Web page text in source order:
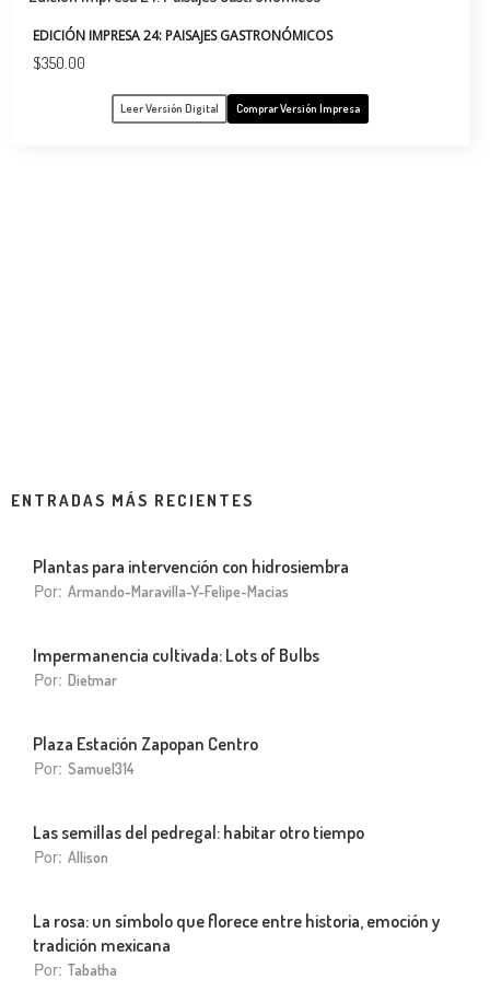
EDICIÓN IMPRESA 24: PAISAJES GASTRONÓMICOS
$350.00
Leer Versión Digital Comprar Versión Impresa
ENTRADAS MÁS RECIENTES
Plantas para intervención con hidrosiembra
Por: Armando-Maravilla-Y-Felipe-Macias
Impermanencia cultivada: Lots of Bulbs
Por: Dietmar
Plaza Estación Zapopan Centro
Por: Samuel314
Las semillas del pedregal: habitar otro tiempo
Por: Allison
La rosa: un símbolo que florece entre historia, emoción y
tradición mexicana
Por: Tabatha